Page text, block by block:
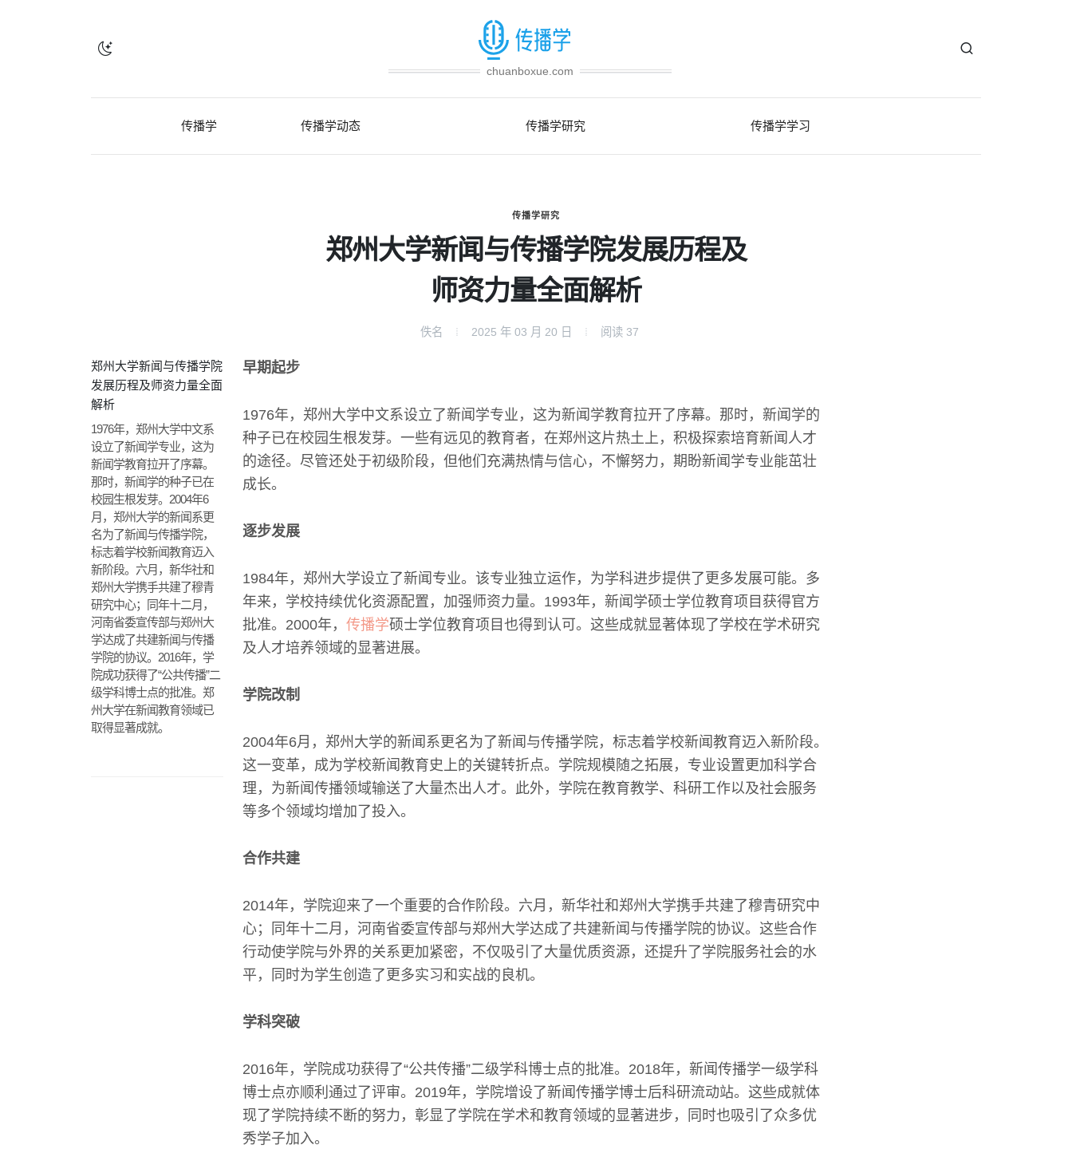
chuanboxue.com
传播学 传播学动态 传播学研究 传播学学习
传播学研究
郑州大学新闻与传播学院发展历程及
师资力量全面解析
佚名 2025 年 03 月 20 日 阅读 37
郑州大学新闻与传播学院
发展历程及师资力量全面
解析
1976年，郑州大学中文系
设立了新闻学专业，这为
新闻学教育拉开了序幕。
那时，新闻学的种子已在
校园生根发芽。2004年6
月，郑州大学的新闻系更
名为了新闻与传播学院，
标志着学校新闻教育迈入
新阶段。六月，新华社和
郑州大学携手共建了穆青
研究中心；同年十二月，
河南省委宣传部与郑州大
学达成了共建新闻与传播
学院的协议。2016年，学
院成功获得了“公共传播”二
级学科博士点的批准。郑
州大学在新闻教育领域已
取得显著成就。
早期起步
1976年，郑州大学中文系设立了新闻学专业，这为新闻学教育拉开了序幕。那时，新闻学的
种子已在校园生根发芽。一些有远见的教育者，在郑州这片热土上，积极探索培育新闻人才
的途径。尽管还处于初级阶段，但他们充满热情与信心，不懈努力，期盼新闻学专业能茁壮
成长。
逐步发展
1984年，郑州大学设立了新闻专业。该专业独立运作，为学科进步提供了更多发展可能。多
年来，学校持续优化资源配置，加强师资力量。1993年，新闻学硕士学位教育项目获得官方
批准。2000年， 传播学硕士学位教育项目也得到认可。这些成就显著体现了学校在学术研究
及人才培养领域的显著进展。
学院改制
2004年6月，郑州大学的新闻系更名为了新闻与传播学院，标志着学校新闻教育迈入新阶段。
这一变革，成为学校新闻教育史上的关键转折点。学院规模随之拓展，专业设置更加科学合
理，为新闻传播领域输送了大量杰出人才。此外，学院在教育教学、科研工作以及社会服务
等多个领域均增加了投入。
合作共建
2014年，学院迎来了一个重要的合作阶段。六月，新华社和郑州大学携手共建了穆青研究中
心；同年十二月，河南省委宣传部与郑州大学达成了共建新闻与传播学院的协议。这些合作
行动使学院与外界的关系更加紧密，不仅吸引了大量优质资源，还提升了学院服务社会的水
平，同时为学生创造了更多实习和实战的良机。
学科突破
2016年，学院成功获得了“公共传播”二级学科博士点的批准。2018年，新闻传播学一级学科
博士点亦顺利通过了评审。2019年，学院增设了新闻传播学博士后科研流动站。这些成就体
现了学院持续不断的努力，彰显了学院在学术和教育领域的显著进步，同时也吸引了众多优
秀学子加入。